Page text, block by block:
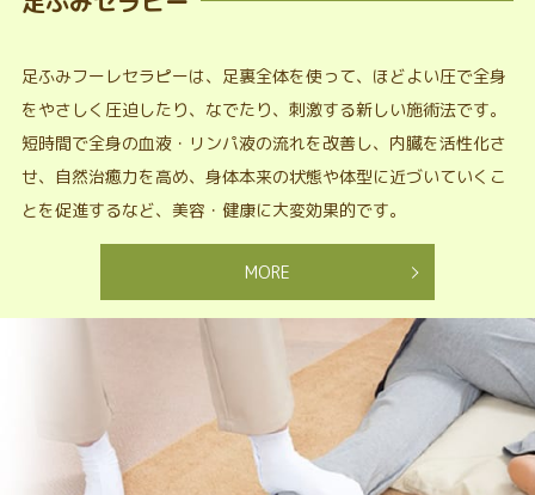
足ふみフーレセラピーは、足裏全体を使って、ほどよい圧で全身
をやさしく圧迫したり、なでたり、刺激する新しい施術法です。
短時間で全身の血液・リンパ液の流れを改善し、内臓を活性化さ
せ、自然治癒力を高め、身体本来の状態や体型に近づいていくこ
とを促進するなど、美容・健康に大変効果的です。
MORE